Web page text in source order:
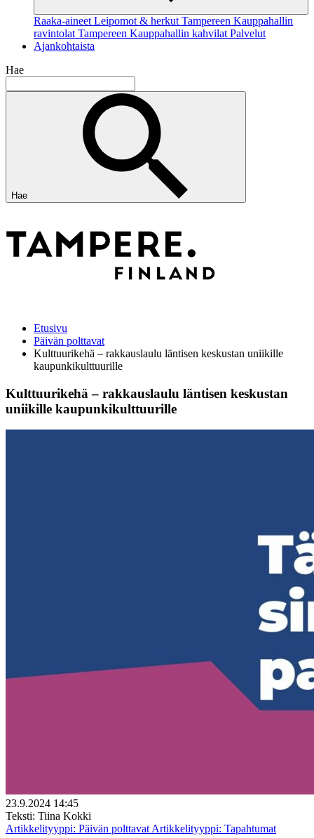
Raaka-aineet Leipomot & herkut Tampereen Kauppahallin
ravintolat Tampereen Kauppahallin kahvilat Palvelut
Ajankohtaista
Hae
Hae
Etusivu
Päivän polttavat
Kulttuurikehä – rakkauslaulu läntisen keskustan uniikille
kaupunkikulttuurille
Kulttuurikehä – rakkauslaulu läntisen keskustan
uniikille kaupunkikulttuurille
23.9.2024 14:45
Teksti: Tiina Kokki
Artikkelityyppi: Päivän polttavatArtikkelityyppi: Tapahtumat